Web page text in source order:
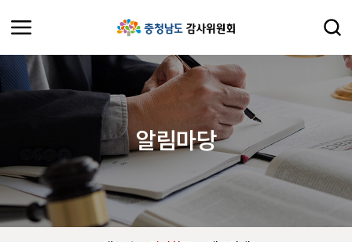
알림마당